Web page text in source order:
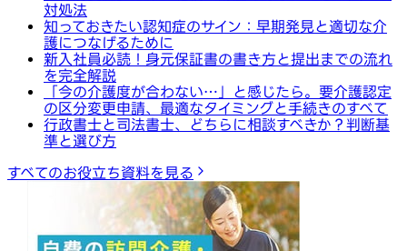
対処法
知っておきたい認知症のサイン：早期発見と適切な介
護につなげるために
新入社員必読！身元保証書の書き方と提出までの流れ
を完全解説
「今の介護度が合わない…」と感じたら。要介護認定
の区分変更申請、最適なタイミングと手続きのすべて
行政書士と司法書士、どちらに相談すべきか？判断基
準と選び方
すべてのお役立ち資料を見る